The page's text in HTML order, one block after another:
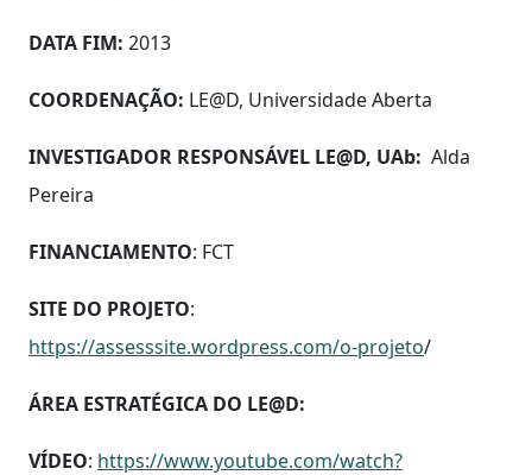
DATA FIM: 2013
COORDENAÇÃO: LE@D, Universidade Aberta
INVESTIGADOR RESPONSÁVEL LE@D, UAb: Alda
Pereira
FINANCIAMENTO: FCT
SITE DO PROJETO:
https://assesssite.wordpress.com/o-projeto/
ÁREA ESTRATÉGICA DO LE@D:
VÍDEO: https://www.youtube.com/watch?